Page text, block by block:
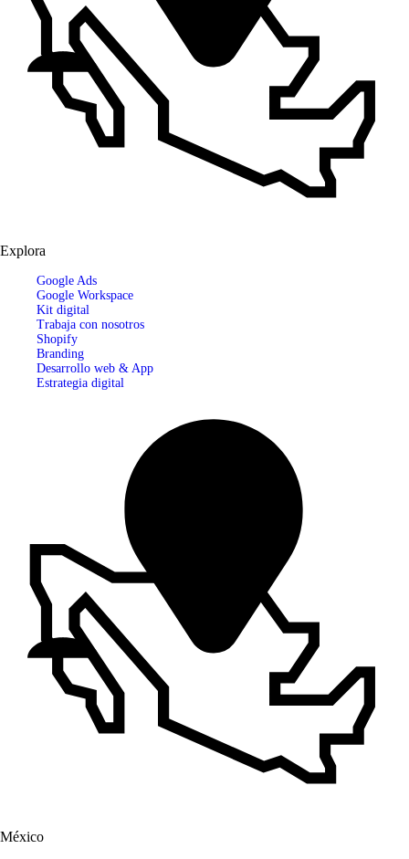
Explora
Google Ads
Google Workspace
Kit digital
Trabaja con nosotros
Shopify
Branding
Desarrollo web & App
Estrategia digital
México